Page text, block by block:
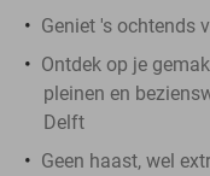
Geniet 's ochtends
Ontdek op je
pleinen en
Delft
Geen haast, wel